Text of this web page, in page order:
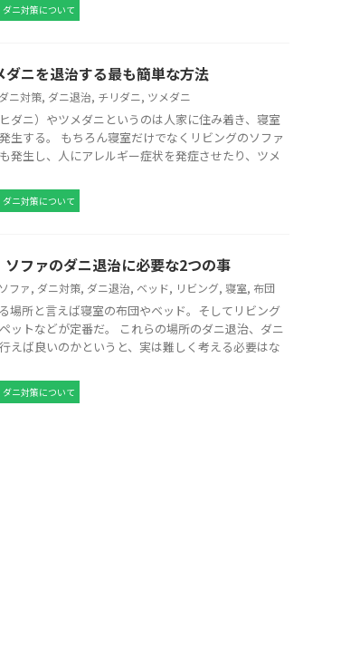
ダニ対策について
ダニを退治する最も簡単な方法
ダニ対策, ダニ退治, チリダニ, ツメダニ
ダニ）やツメダニというのは人家に住み着き、寝室
生する。 もちろん寝室だけでなくリビングのソファ
発生し、人にアレルギー症状を発症させたり、ツメ
ダニ対策について
ソファのダニ退治に必要な2つの事
ソファ, ダニ対策, ダニ退治, ベッド, リビング, 寝室, 布団
場所と言えば寝室の布団やベッド。そしてリビング
ットなどが定番だ。 これらの場所のダニ退治、ダニ
えば良いのかというと、実は難しく考える必要はな
ダニ対策について